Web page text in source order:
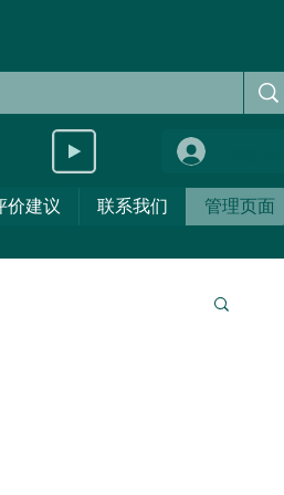
价建议 联系我们 管理页面